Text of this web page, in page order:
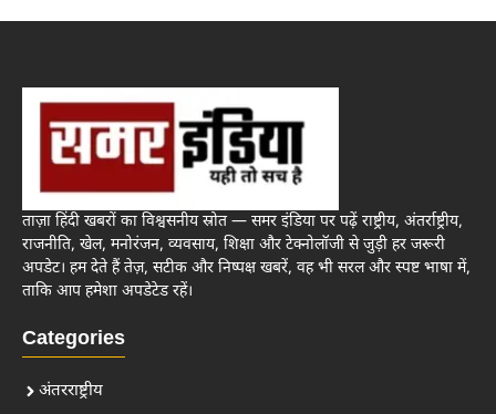
ताज़ा हिंदी खबरों का विश्वसनीय स्रोत — समर इंडिया पर पढ़ें राष्ट्रीय, अंतर्राष्ट्रीय,
राजनीति, खेल, मनोरंजन, व्यवसाय, शिक्षा और टेक्नोलॉजी से जुड़ी हर जरूरी
अपडेट। हम देते हैं तेज़, सटीक और निष्पक्ष खबरें, वह भी सरल और स्पष्ट भाषा में,
ताकि आप हमेशा अपडेटेड रहें।
Categories
अंतरराष्ट्रीय